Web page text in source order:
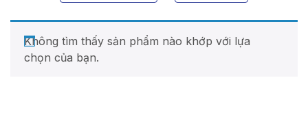
Không tìm thấy sản phẩm nào khớp với lựa
chọn của bạn.